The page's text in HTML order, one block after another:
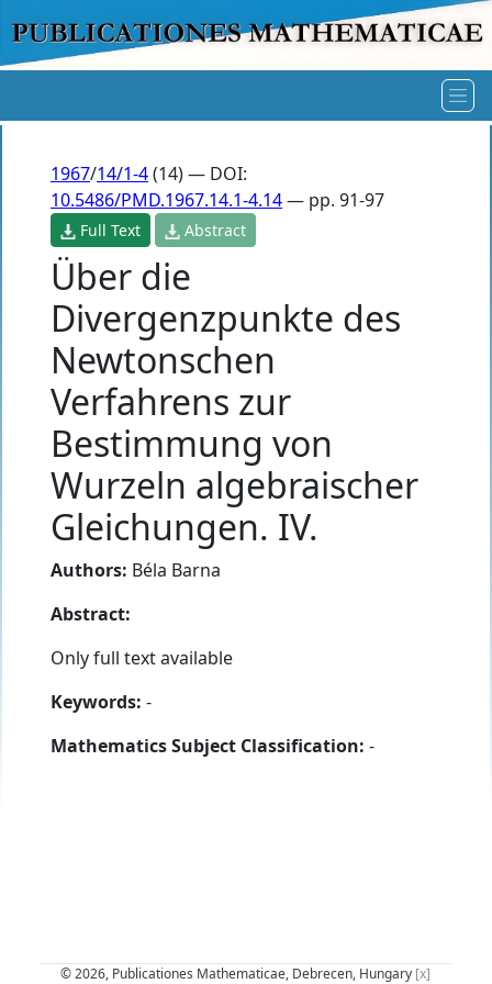
1967/14/1-4(14) — DOI:
10.5486/PMD.1967.14.1-4.14— pp. 91-97
Full Text Abstract
Über die
Divergenzpunkte des
Newtonschen
Verfahrens zur
Bestimmung von
Wurzeln algebraischer
Gleichungen. IV.
Authors: Béla Barna
Abstract:
Only full text available
Keywords: -
Mathematics Subject Classification: -
© 2026, Publicationes Mathematicae, Debrecen, Hungary [x]